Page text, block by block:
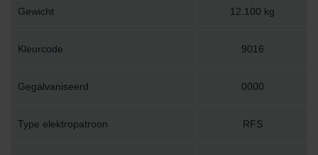
Gewicht 12.100 kg
Kleurcode 9016
Gegalvaniseerd 0000
Type elektropatroon RFS